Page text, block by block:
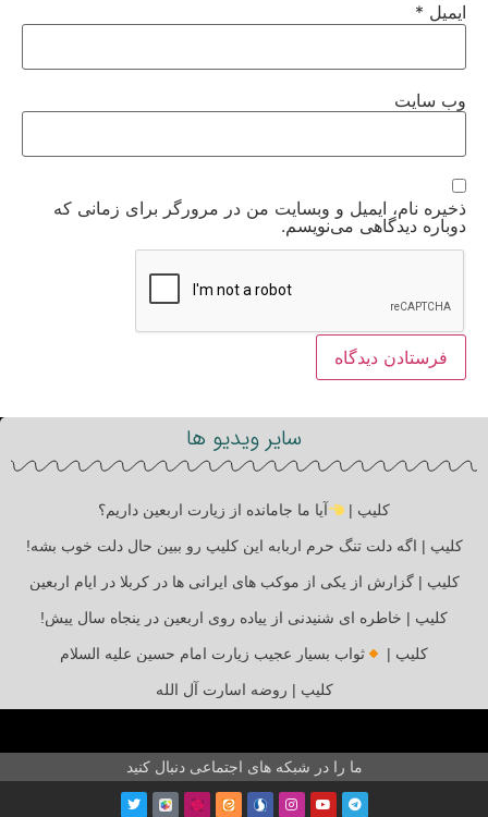
ایمیل *
وب‌ سایت
ذخیره نام، ایمیل و وبسایت من در مرورگر برای زمانی که
دوباره دیدگاهی می‌نویسم.
سایر ویدیو ها
کلیپ | آیا ما جامانده از زیارت اربعین داریم؟
کلیپ | اگه دلت تنگ حرم اربابه این کلیپ رو ببین حال دلت خوب بشه!
کلیپ | گزارش از یکی از موکب های ایرانی ها در کربلا در ایام اربعین
کلیپ | خاطره ای شنیدنی از پیاده روی اربعین در پنجاه سال پیش!
کلیپ | ثواب بسیار عجیب زیارت امام حسین علیه السلام
کلیپ | روضه اسارت آل الله
ما را در شبکه های اجتماعی دنبال کنید